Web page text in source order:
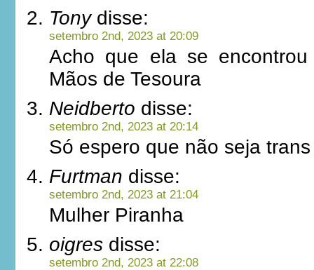
Tonydisse:
setembro 2nd, 2023 at 20:09
Acho que ela se
Mãos de Tesoura
Neidberto disse:
setembro 2nd, 2023 at 20:14
Só espero que não seja
Furtman disse:
setembro 2nd, 2023 at 21:04
Mulher Piranha
oigres disse:
setembro 2nd, 2023 at 22:08